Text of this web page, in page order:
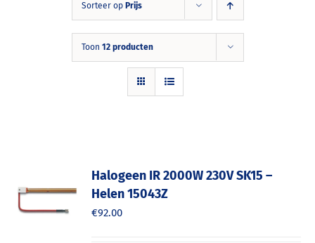
Sorteer op Prijs
Toon 12 producten
Halogeen IR 2000W 230V SK15 –
Helen 15043Z
€92.00